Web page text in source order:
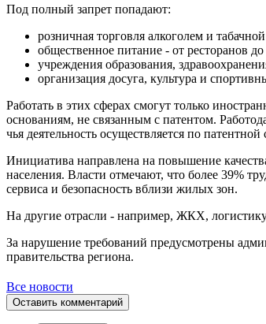
Под полный запрет попадают:
розничная торговля алкоголем и
общественное питание - от ресторанов
учреждения образования,
организация досуга, культура и
Работать в этих сферах смогут только
основаниям, не связанным с патентом.
чья деятельность осуществляется по патентной
Инициатива направлена на повышение
населения. Власти отмечают, что более 39%
сервиса и безопасность вблизи жилых зон.
На другие отрасли - например, ЖКХ,
За нарушение требований предусмотрены
правительства региона.
Все новости
Оставить комментарий